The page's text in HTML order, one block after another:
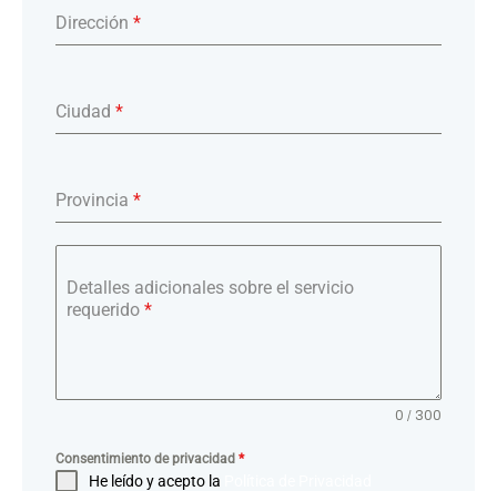
Dirección *
Ciudad *
Provincia *
Detalles adicionales sobre el servicio
requerido *
0 / 300
Consentimiento de privacidad *
He leído y acepto la